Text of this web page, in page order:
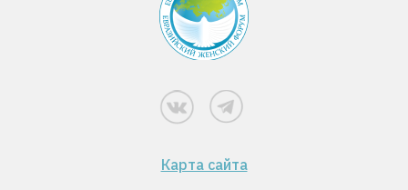
Карта сайта